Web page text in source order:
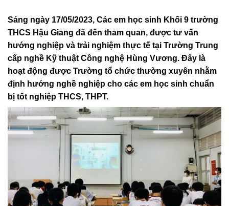
Sáng ngày 17/05/2023, Các em học sinh Khối 9 trường
THCS Hậu Giang đã đến tham quan, được tư vấn
hướng nghiệp và trải nghiệm thực tế tại Trường Trung
cấp nghề Kỹ thuật Công nghệ Hùng Vương. Đây là
hoạt động được Trường tổ chức thường xuyên nhằm
định hướng nghề nghiệp cho các em học sinh chuẩn
bị tốt nghiệp THCS, THPT.